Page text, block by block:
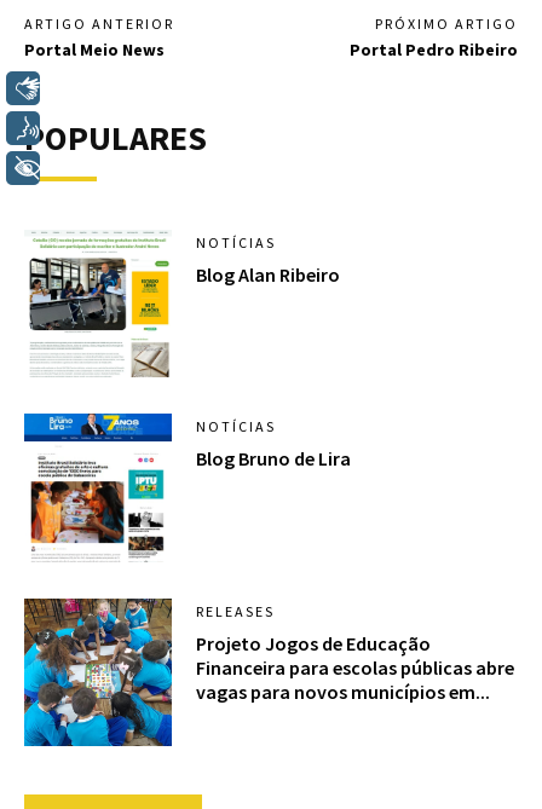
ARTIGO ANTERIOR
Portal Meio News
PRÓXIMO ARTIGO
Portal Pedro Ribeiro
POPULARES
NOTÍCIAS
Blog Alan Ribeiro
NOTÍCIAS
Blog Bruno de Lira
RELEASES
Projeto Jogos de Educação
Financeira para escolas públicas abre
vagas para novos municípios em...
Voz